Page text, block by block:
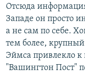
Отсюда
Западе он просто
а не сам по себе.
тем более,
Эймса привлекло
"Вашингтон Пост"